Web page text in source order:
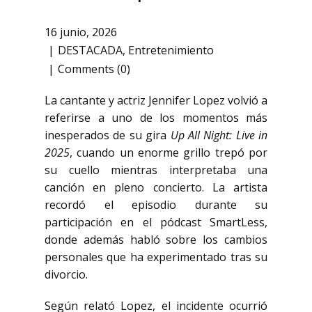
16 junio, 2026
DESTACADA, Entretenimiento
Comments (0)
La cantante y actriz Jennifer Lopez volvió a
referirse a uno de los momentos más
inesperados de su gira Up All Night: Live in
2025, cuando un enorme grillo trepó por
su cuello mientras interpretaba una
canción en pleno concierto. La artista
recordó el episodio durante su
participación en el pódcast SmartLess,
donde además habló sobre los cambios
personales que ha experimentado tras su
divorcio.
Según relató Lopez, el incidente ocurrió